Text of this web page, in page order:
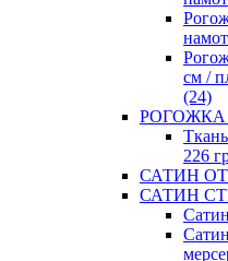
см /
(24)
226
САТИН
САТИН